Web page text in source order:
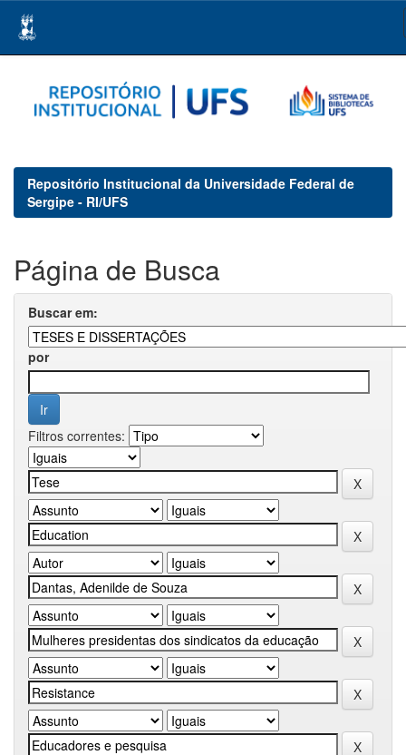
navigation
Repositório Institucional da Universidade Federal de
Sergipe - RI/UFS
Página de Busca
Buscar em:
por
Filtros correntes: